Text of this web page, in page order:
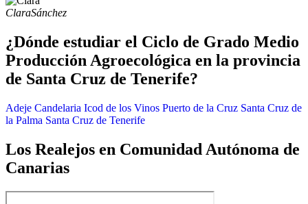
ClaraSánchez
¿Dónde estudiar el Ciclo de Grado Medio
Producción Agroecológica en la provincia
de Santa Cruz de Tenerife?
Adeje Candelaria Icod de los Vinos Puerto de la Cruz Santa Cruz de
la Palma Santa Cruz de Tenerife
Los Realejos en Comunidad Autónoma de
Canarias